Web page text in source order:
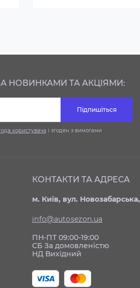
НОВИНКАМИ ТА АКЦІЯМИ:
Підпишіться
користувача і згоден з вимогами
КОНТАКТИ ТА АДРЕСА
м. Київ, вул. Новозабарська,
info@autosezon.ua
ПН-ПТ 09:00-19:00
СБ За домовленістю
НД Вихідний